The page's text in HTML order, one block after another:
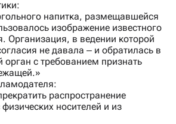
напитка, размещавшейся
изображение известного
Организация, в ведении которой
не давала ‒ и обратилась в
с требованием признать
распространение
носителей и из